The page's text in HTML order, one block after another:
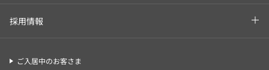
採用情報
ご入居中のお客さま